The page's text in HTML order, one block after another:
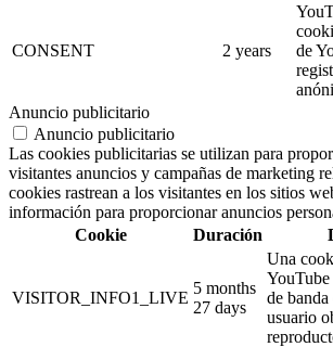
CONSENT 2 years
de
Anuncio publicitario
Anuncio publicitario
Las cookies publicitarias se utilizan para
visitantes anuncios y campañas de marketing
cookies rastrean a los visitantes en los sitios
información para proporcionar anuncios
Cookie
Duración
VISITOR_INFO1_LIVE
5 months
27 days
Una
de
usuario